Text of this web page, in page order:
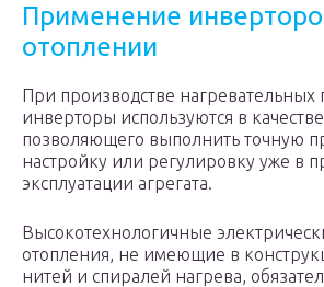
Применение
отоплении
При производстве нагревательных
инверторы используются в качестве
позволяющего выполнить точную
настройку или регулировку уже в
эксплуатации агрегата.
Высокотехнологичные
отопления, не имеющие в
нитей и спиралей нагрева,